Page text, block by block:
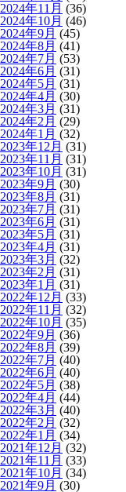
2024年11月 (36)
2024年10月 (46)
2024年9月 (45)
2024年8月 (41)
2024年7月 (53)
2024年6月 (31)
2024年5月 (31)
2024年4月 (30)
2024年3月 (31)
2024年2月 (29)
2024年1月 (32)
2023年12月 (31)
2023年11月 (31)
2023年10月 (31)
2023年9月 (30)
2023年8月 (31)
2023年7月 (31)
2023年6月 (31)
2023年5月 (31)
2023年4月 (31)
2023年3月 (32)
2023年2月 (31)
2023年1月 (31)
2022年12月 (33)
2022年11月 (32)
2022年10月 (35)
2022年9月 (36)
2022年8月 (39)
2022年7月 (40)
2022年6月 (40)
2022年5月 (38)
2022年4月 (44)
2022年3月 (40)
2022年2月 (32)
2022年1月 (34)
2021年12月 (32)
2021年11月 (33)
2021年10月 (34)
2021年9月 (30)